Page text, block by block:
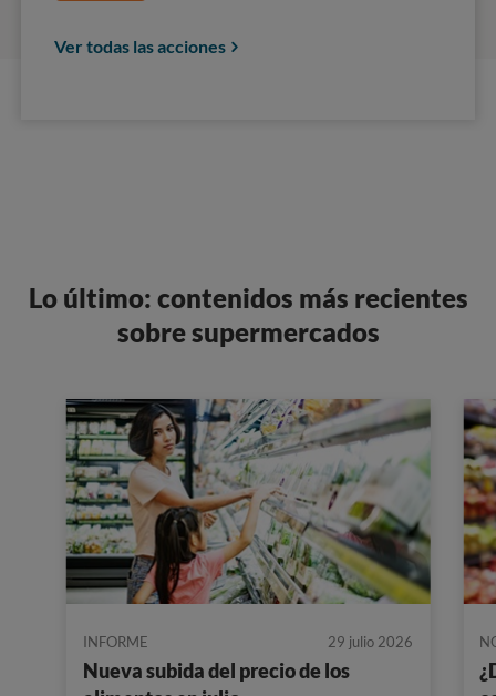
Ver todas las acciones
Lo último: contenidos más recientes
sobre supermercados
INFORME 29 julio 2026
Nueva subida del precio de los